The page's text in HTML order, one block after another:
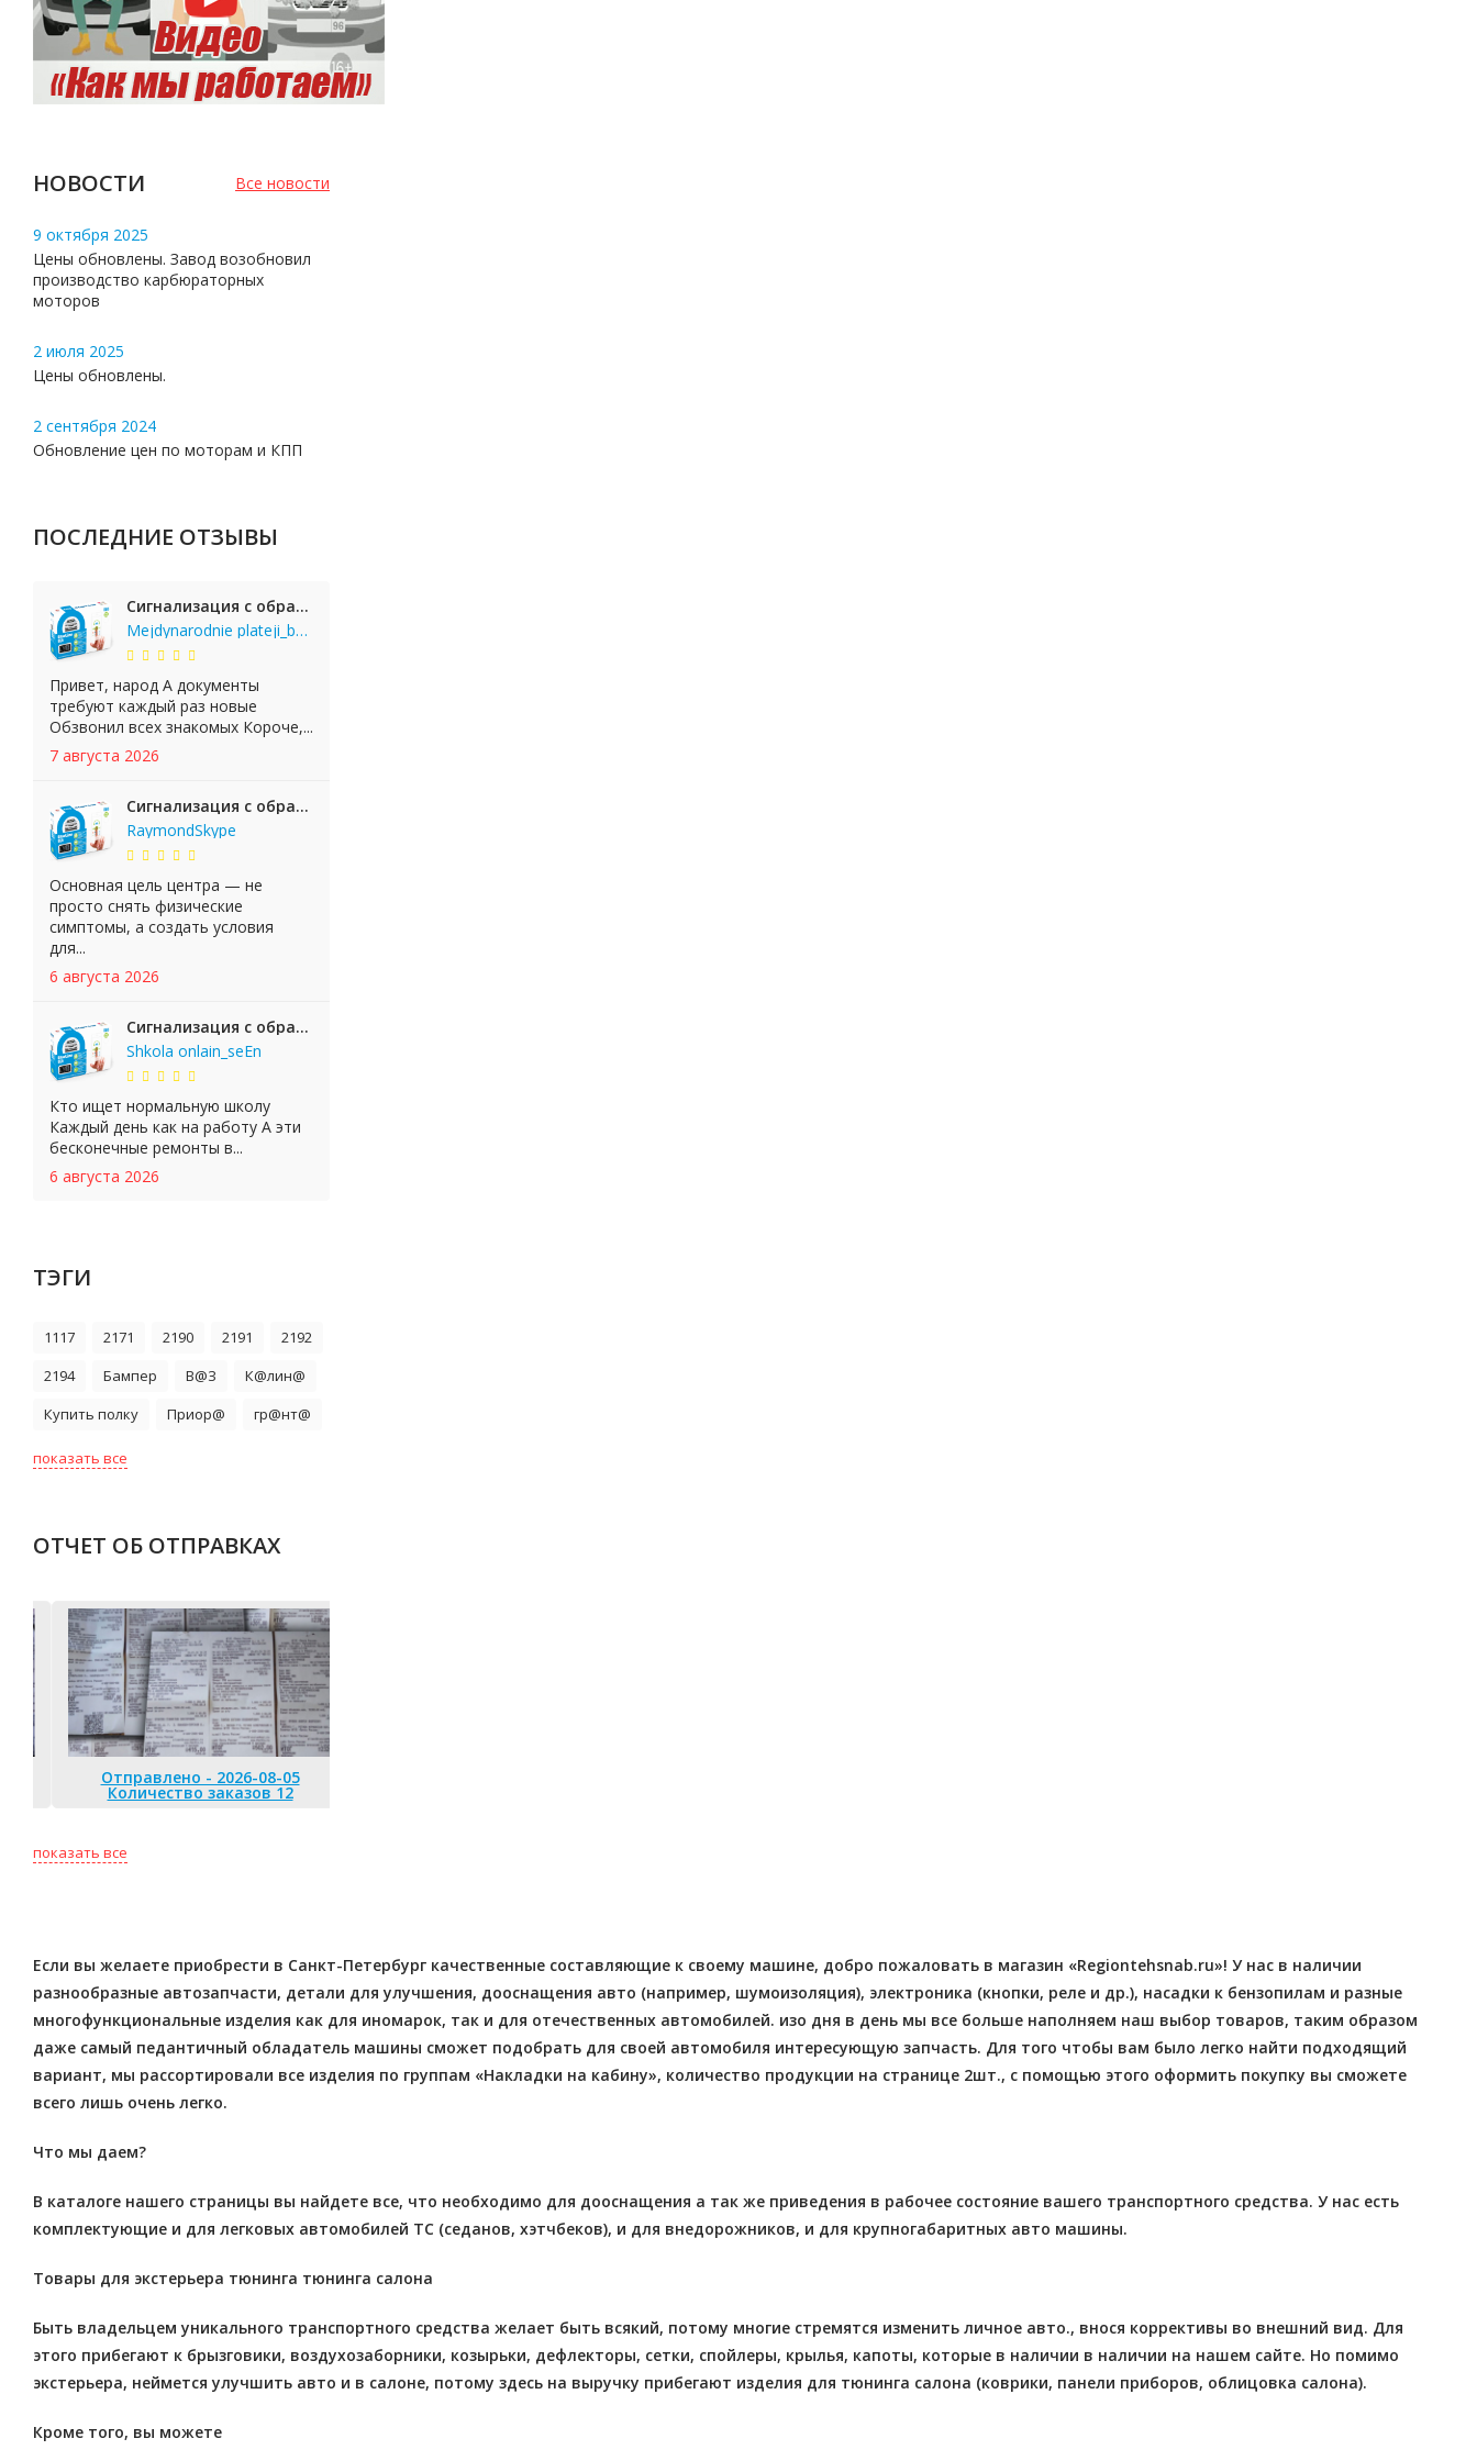
Все новости
НОВОСТИ
9 октября 2025
Цены обновлены. Завод возобновил
производство карбюраторных
моторов
2 июля 2025
Цены обновлены.
2 сентября 2024
Обновление цен по моторам и КПП
ПОСЛЕДНИЕ ОТЗЫВЫ
Сигнализация с обратной связью StarLine E65 BT 2CAN+LIN
Mejdynarodnie plateji_bgKi
Привет, народ А документы
требуют каждый раз новые
Обзвонил всех знакомых Короче,...
7 августа 2026
Сигнализация с обратной связью StarLine E65 BT 2CAN+LIN
RaymondSkype
Основная цель центра — не
просто снять физические
симптомы, а создать условия
для...
6 августа 2026
Сигнализация с обратной связью StarLine E65 BT 2CAN+LIN
Shkola onlain_seEn
Кто ищет нормальную школу
Каждый день как на работу А эти
бесконечные ремонты в...
6 августа 2026
ТЭГИ
1117 2171 2190 2191
2192
2194
Бампер В@З
К@лин@
Купить полку
Приор@ гр@нт@
показать все
ОТЧЕТ ОБ ОТПРАВКАХ
Отправлено - 2026-08-05
Количество заказов 12
показать все
Если вы желаете приобрести в Санкт-Петербург качественные составляющие к своему машине, добро пожаловать в магазин «Regiontehsnab.ru»! У нас в наличии
разнообразные автозапчасти, детали для улучшения, дооснащения авто (например, шумоизоляция), электроника (кнопки, реле и др.), насадки к бензопилам и разные
многофункциональные изделия как для иномарок, так и для отечественных автомобилей. изо дня в день мы все больше наполняем наш выбор товаров, таким образом
даже самый педантичный обладатель машины сможет подобрать для своей автомобиля интересующую запчасть. Для того чтобы вам было легко найти подходящий
вариант, мы рассортировали все изделия по группам «Накладки на кабину», количество продукции на странице 2шт., с помощью этого оформить покупку вы сможете
всего лишь очень легко.
Что мы даем?
В каталоге нашего страницы вы найдете все, что необходимо для дооснащения а так же приведения в рабочее состояние вашего транспортного средства. У нас есть
комплектующие и для легковых автомобилей ТС (седанов, хэтчбеков), и для внедорожников, и для крупногабаритных авто машины.
Товары для экстерьера тюнинга тюнинга салона
Быть владельцем уникального транспортного средства желает быть всякий, потому многие стремятся изменить личное авто., внося коррективы во внешний вид. Для
этого прибегают к брызговики, воздухозаборники, козырьки, дефлекторы, сетки, спойлеры, крылья, капоты, которые в наличии в наличии на нашем сайте. Но помимо
экстерьера, неймется улучшить авто и в салоне, потому здесь на выручку прибегают изделия для тюнинга салона (коврики, панели приборов, облицовка салона).
Кроме того, вы можете